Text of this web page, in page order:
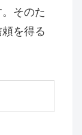
そのた
を得る